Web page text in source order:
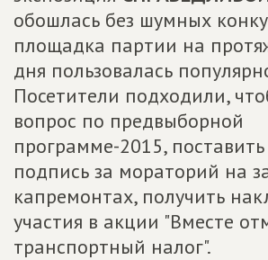
обошлась без шумных
площадка партии на
дня пользовалась
Посетители подходили,
вопрос по предвыборной
программе-2015,
подпись за мораторий на
капремонтах, получить
участия в акции "Вместе
транспортный налог".